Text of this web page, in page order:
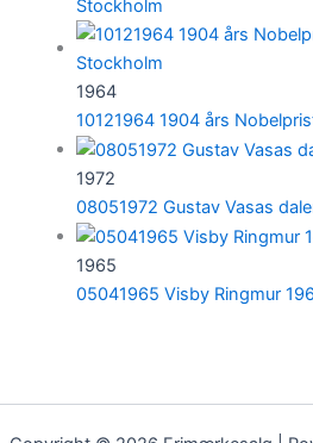
Stockholm
1964
10121964 1904 års
1972
08051972 Gustav Vasas
1965
05041965 Visby Ringmur